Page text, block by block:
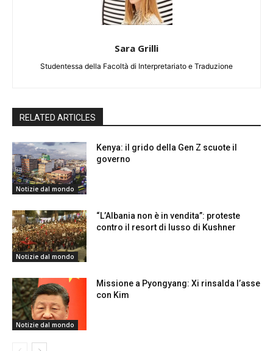
Sara Grilli
Studentessa della Facoltà di Interpretariato e Traduzione
RELATED ARTICLES
Notizie dal mondo
Kenya: il grido della Gen Z scuote il
governo
Notizie dal mondo
“L’Albania non è in vendita”: proteste
contro il resort di lusso di Kushner
Notizie dal mondo
Missione a Pyongyang: Xi rinsalda l’asse
con Kim